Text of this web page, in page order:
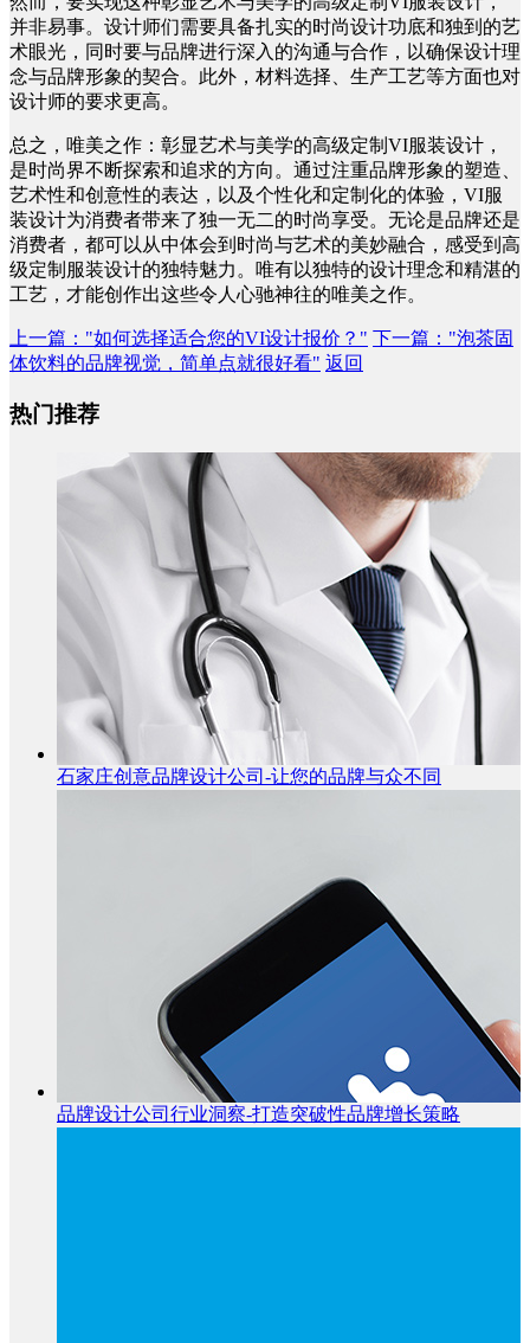
并非易事。设计师们需要具备扎实的时尚设计功底和独到的艺
术眼光，同时要与品牌进行深入的沟通与合作，以确保设计理
念与品牌形象的契合。此外，材料选择、生产工艺等方面也对
设计师的要求更高。
总之，唯美之作：彰显艺术与美学的高级定制VI服装设计，
是时尚界不断探索和追求的方向。通过注重品牌形象的塑造、
艺术性和创意性的表达，以及个性化和定制化的体验，VI服
装设计为消费者带来了独一无二的时尚享受。无论是品牌还是
消费者，都可以从中体会到时尚与艺术的美妙融合，感受到高
级定制服装设计的独特魅力。唯有以独特的设计理念和精湛的
工艺，才能创作出这些令人心驰神往的唯美之作。
上一篇 ："如何选择适合您的VI设计报价？" 下一篇 ："泡茶固
体饮料的品牌视觉，简单点就很好看" 返回
热门推荐
石家庄创意品牌设计公司-让您的品牌与众不同
品牌设计公司行业洞察-打造突破性品牌增长策略